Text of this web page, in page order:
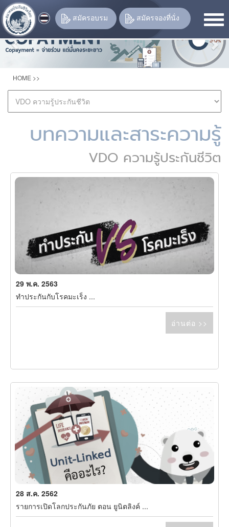
สมัครอบรม สมัครจองที่นั่ง
Previous
HOME >>
บทความและสาระความรู้
VDO ความรู้ประกันชีวิต
29 พ.ค. 2563
ทำประกันกับโรคมะเร็ง ...
อ่านต่อ >>
28 ส.ค. 2562
รายการเปิดโลกประกันภัย ตอน ยูนิตลิงค์ ...